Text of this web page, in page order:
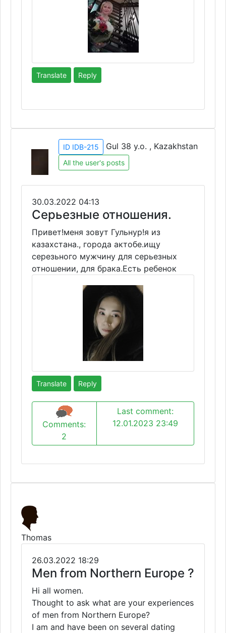
Translate Reply
ID IDB-215 Gul 38 y.o. , Kazakhstan
All the user's posts
30.03.2022 04:13
Серьезные отношения.
Привет!меня зовут Гульнур!я из
казахстана., города актобе.ищу
серезьного мужчину для серьезных
отношении, для брака.Есть ребенок
Translate Reply
Comments:
2
Last comment:
12.01.2023 23:49
Thomas
26.03.2022 18:29
Men from Northern Europe ?
Hi all women.
Thought to ask what are your experiences
of men from Northern Europe?
I am and have been on several dating